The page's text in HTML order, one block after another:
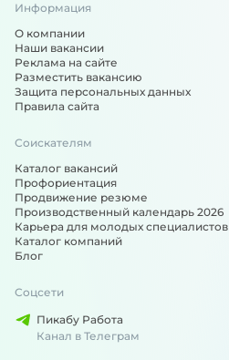
Информация
О компании
Наши вакансии
Реклама на сайте
Разместить вакансию
Защита персональных данных
Правила сайта
Соискателям
Каталог вакансий
Профориентация
Продвижение резюме
Производственный календарь 2026
Карьера для молодых специалистов
Каталог компаний
Блог
Соцсети
Пикабу Работа
Канал в Телеграм